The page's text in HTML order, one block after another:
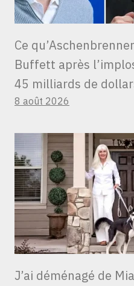
Ce
Buffett après
45 milliards de
8 août 2026
J’ai déménagé de